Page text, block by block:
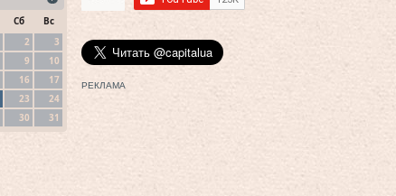
Сб
Вс
2
3
9
10
16
17
23
24
30 31
РЕКЛАМА